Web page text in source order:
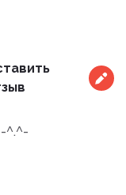
^.^-